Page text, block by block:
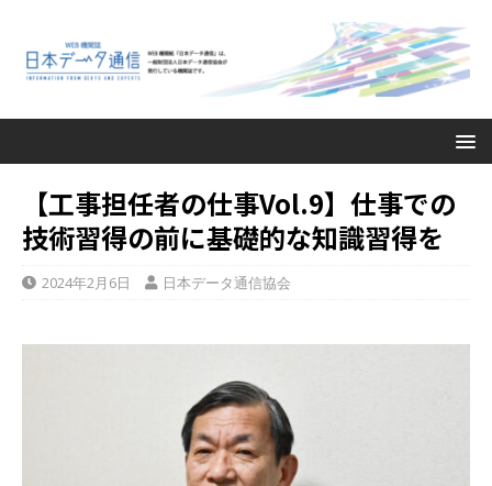
【工事担任者の仕事Vol.9】仕事での
技術習得の前に基礎的な知識習得を
2024年2月6日 日本データ通信協会